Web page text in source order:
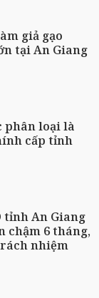
giả gạo
tại An Giang
phân loại là
cấp tỉnh
tỉnh An Giang
chậm 6 tháng,
nhiệm